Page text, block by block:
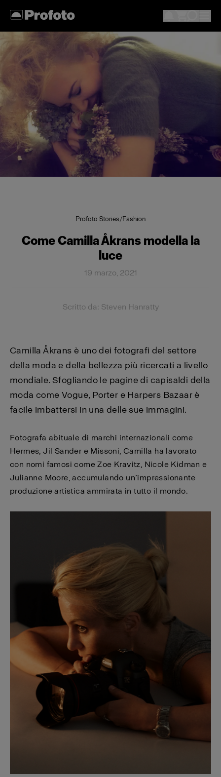
Profoto Stories/Fashion
Come Camilla Åkrans modella la
luce
19 marzo, 2021
Scritto da: Steven Hanratty
Camilla Åkrans è uno dei fotografi del settore
della moda e della bellezza più ricercati a livello
mondiale. Sfogliando le pagine di capisaldi della
moda come Vogue, Porter e Harpers Bazaar è
facile imbattersi in una delle sue immagini.
Fotografa abituale di marchi internazionali come
Hermes, Jil Sander e Missoni, Camilla ha lavorato
con nomi famosi come Zoe Kravitz, Nicole Kidman e
Julianne Moore, accumulando un’impressionante
produzione artistica ammirata in tutto il mondo.